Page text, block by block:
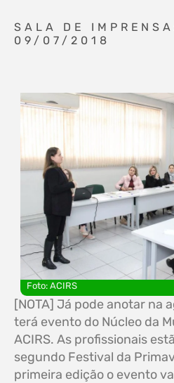
SALA DE
09/07/2018
Foto: ACIRS
[NOTA] Já pode anotar na
terá evento do Núcleo da
ACIRS. As profissionais
segundo Festival da
primeira edição o evento